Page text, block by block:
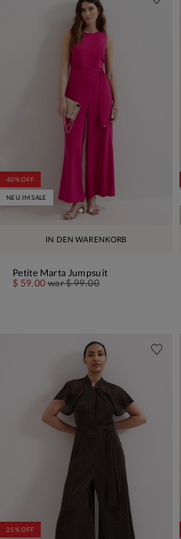
IN DEN WARENKORB
40% OFF
NEU IM SALE
Petite Marta Jumpsuit
$ 59.00 war$ 99.00
25% OFF